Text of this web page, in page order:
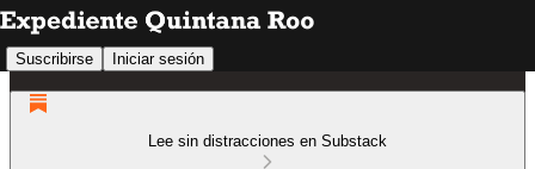
Suscribirse Iniciar sesión
Lee sin distracciones en Substack